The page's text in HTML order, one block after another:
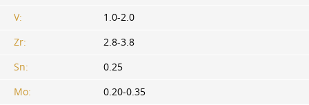
V:
1.0-2.0
Zr:
2.8-3.8
Sn:
0.25
Mo:
0.20-0.35